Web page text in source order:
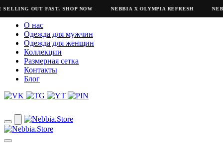
OUT FAST. SHOP NOW NEBBIA X OLYMPIA REFRESH
О нас
Одежда для мужчин
Одежда для женщин
Коллекции
Размерная сетка
Контакты
Блог